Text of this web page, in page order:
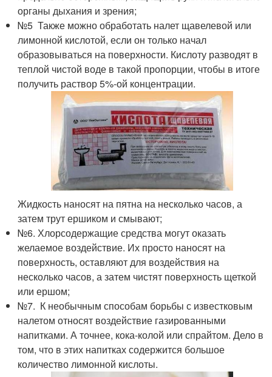
органы дыхания и зрения;
№5 Также можно обработать налет щавелевой или
лимонной кислотой, если он только начал
образовываться на поверхности. Кислоту разводят в
теплой чистой воде в такой пропорции, чтобы в итоге
получить раствор 5%-ой концентрации.
Жидкость наносят на пятна на несколько часов, а
затем трут ершиком и смывают;
№6. Хлорсодержащие средства могут оказать
желаемое воздействие. Их просто наносят на
поверхность, оставляют для воздействия на
несколько часов, а затем чистят поверхность щеткой
или ершом;
№7. К необычным способам борьбы с известковым
налетом относят воздействие газированными
напитками. А точнее, кока-колой или спрайтом. Дело в
том, что в этих напитках содержится большое
количество лимонной кислоты.